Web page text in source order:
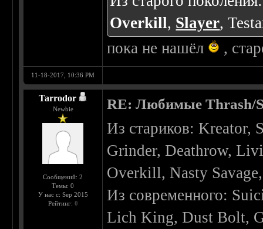
Overkill, Slayer,
пока не нашёл
,
11-18-2017, 10:36 PM
Tarrodor
Newbie
Сообщений: 2
Темы: 0
У нас с: Sep 2015
Рейтинг: 0
RE: Любимые Thrash/
Из стариков: Kreator,
Grinder, Deathrow,
Overkill, Nasty
Из современного:
Lich King, Dust Bolt,